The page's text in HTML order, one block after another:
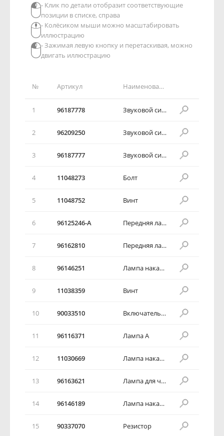
№ Артикул Наименование детали
1 96187778 Звуковой сигнал в сборе
2 96209250 Звуковой сигнал в сборе
3 96187777 Звуковой сигнал в сборе
4 11048273 Болт
5 11048752 Винт
6 96125246-А Передняя лампа салона
7 96162810 Передняя лампа салона
8 96146251 Лампа накаливания
9 11038359 Винт
10 90033510 Включатель освещения бардачка
11 96116371 Лампа А
12 11030669 Лампа накаливания
13 96163621 Лампа для чтения
14 96146189 Лампа накаливания
15 90337070 Резистор
- Клик по детали отобразит соответствующие
позиции в списке, справа
- Колёсиком мыши можно масштабировать
иллюстрацию
- Зажимая левую кнопку и перетаскивая, можно
двигать иллюстрацию